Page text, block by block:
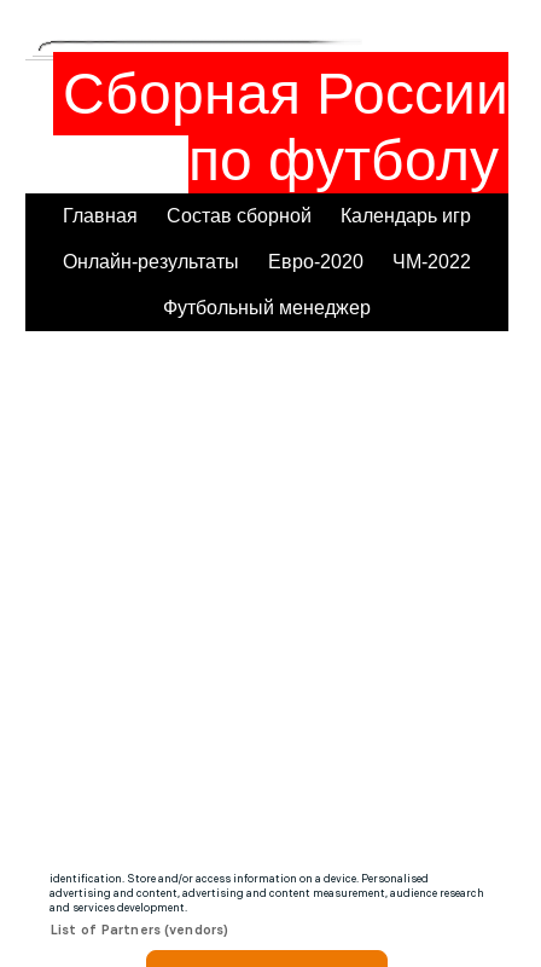
Сборная России
по футболу
Главная Состав сборной Календарь игр
Онлайн-результаты Евро-2020 ЧМ-2022
Футбольный менеджер